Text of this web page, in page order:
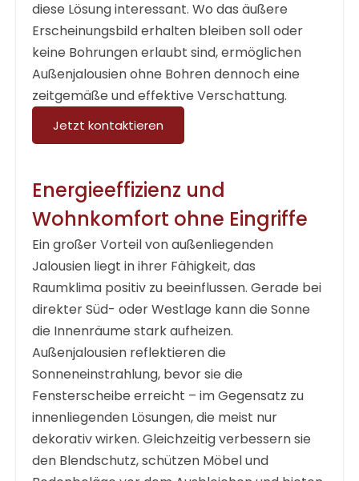
diese Lösung interessant. Wo das äußere
Erscheinungsbild erhalten bleiben soll oder
keine Bohrungen erlaubt sind, ermöglichen
Außenjalousien ohne Bohrendennoch eine
zeitgemäße und effektive Verschattung.
Jetzt kontaktieren
Energieeffizienz und
Wohnkomfort ohne Eingriffe
Ein großer Vorteil von außenliegenden
Jalousien liegt in ihrer Fähigkeit, das
Raumklima positiv zu beeinflussen. Gerade bei
direkter Süd- oder Westlage kann die Sonne
die Innenräume stark aufheizen.
Außenjalousien reflektieren die
Sonneneinstrahlung, bevor sie die
Fensterscheibe erreicht – im Gegensatz zu
innenliegenden Lösungen, die meist nur
dekorativ wirken. Gleichzeitig verbessern sie
den Blendschutz, schützen Möbel und